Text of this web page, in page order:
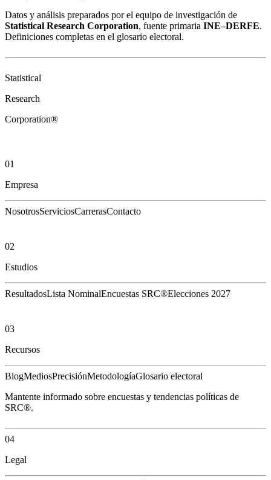
Datos y análisis preparados por el equipo de investigación de
Statistical Research Corporation, fuente primaria INE–DERFE.
Definiciones completas en el glosario electoral.
Statistical
Research
Corporation®
01
Empresa
NosotrosServiciosCarrerasContacto
02
Estudios
ResultadosLista NominalEncuestas SRC®Elecciones 2027
03
Recursos
BlogMediosPrecisiónMetodologíaGlosario electoral
Mantente informado sobre encuestas y tendencias políticas de
SRC®.
04
Legal